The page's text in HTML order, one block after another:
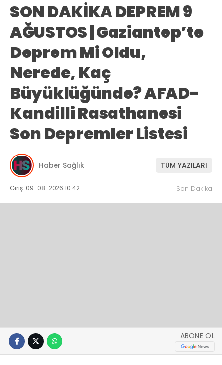
SON DAKİKA DEPREM 9
AĞUSTOS | Gaziantep’te
Deprem Mi Oldu,
Nerede, Kaç
Büyüklüğünde? AFAD-
Kandilli Rasathanesi
Son Depremler Listesi
Haber Sağlık TÜM YAZILARI
Giriş: 09-08-2026 10:42 Son Dakika
ABONE OL